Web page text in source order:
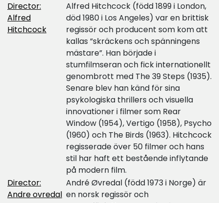
Director:
Alfred
Hitchcock
Alfred Hitchcock (född 1899 i London,
död 1980 i Los Angeles) var en brittisk
regissör och producent som kom att
kallas ”skräckens och spänningens
mästare”. Han började i
stumfilmseran och fick internationellt
genombrott med The 39 Steps (1935).
Senare blev han känd för sina
psykologiska thrillers och visuella
innovationer i filmer som Rear
Window (1954), Vertigo (1958), Psycho
(1960) och The Birds (1963). Hitchcock
regisserade över 50 filmer och hans
stil har haft ett bestående inflytande
på modern film.
Director:
Andre ovredal
André Øvredal (född 1973 i Norge) är
en norsk regissör och